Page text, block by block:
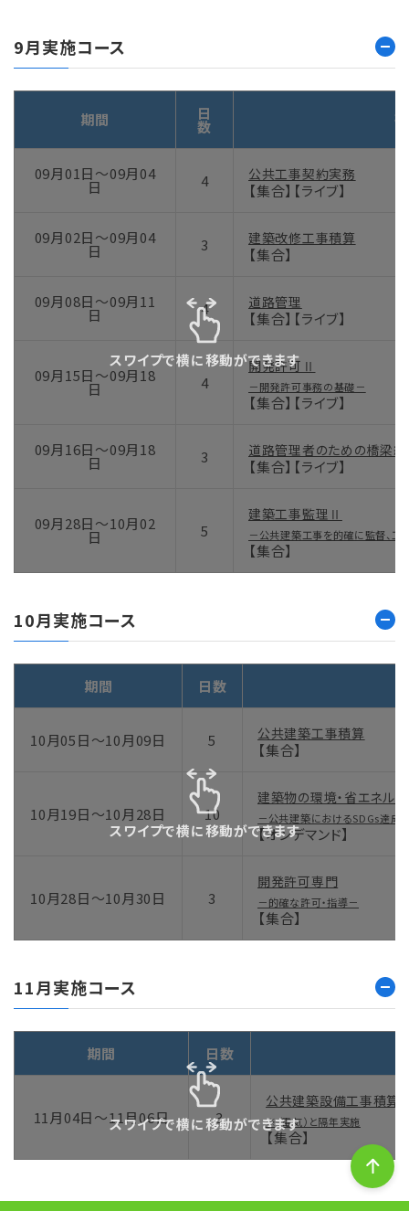
9月実施コース
期間 日
数
09月01日～09月04
日 4 公共工事契約実務
【集合】【ライブ】
09月02日～09月04
日 3 建築改修工事積算
【集合】
09月08日～09月11
日 4 道路管理
【集合】【ライブ】
09月15日～09月18
日 4
開発許可Ⅱ
－開発許可事務の基礎－
【集合】【ライブ】
09月16日～09月18
日 3 道路管理者のための橋梁
【集合】【ライブ】
09月28日～10月02
日 5
建築工事監理Ⅱ
－公共建築工事を的確に監督、工
【集合】
スワイプで横に移動ができます
10月実施コース
期間 日数
10月05日～10月09日 5 公共建築工事積算
【集合】
10月19日～10月28日 10
建築物の環境・省エネル
－公共建築におけるSDGs達成
【オンデマンド】
10月28日～10月30日 3
開発許可専門
－的確な許可・指導－
【集合】
スワイプで横に移動ができます
11月実施コース
期間 日数
11月04日～11月06日 3
公共建築設備工事積算（
※（電気）と隔年実施
【集合】
スワイプで横に移動ができます